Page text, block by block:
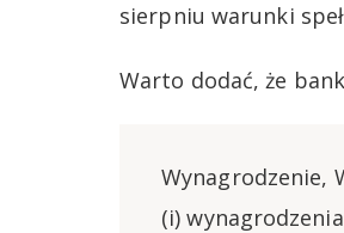
sierpniu warunki
Warto dodać, że
Wynagrodzenie,
(i)